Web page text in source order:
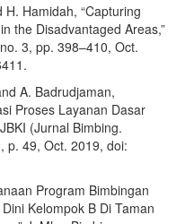
Hamidah, “Capturing
the Disadvantaged Areas,”
3, pp. 398–410, Oct.
A. Badrudjaman,
Proses Layanan Dasar
(Jurnal Bimbing.
p. 49, Oct. 2019, doi:
Program Bimbingan
Kelompok B Di Taman